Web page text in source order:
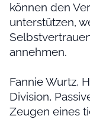
können den
unterstützen,
annehmen.
Fannie Wurtz,
Division,
Zeugen eines